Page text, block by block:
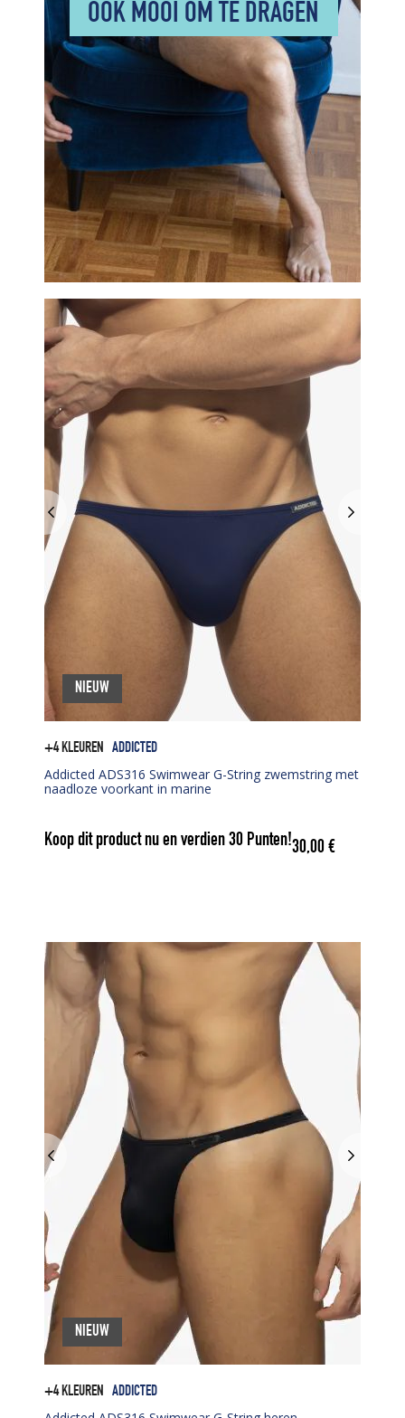
OOK MOOI OM TE DRAGEN
+4 KLEUREN ADDICTED
Addicted ADS316 Swimwear G-String zwemstring met
naadloze voorkant in marine
Koop dit product nu en verdien30 Punten!30,00€
NIEUW
+4 KLEUREN ADDICTED
NIEUW